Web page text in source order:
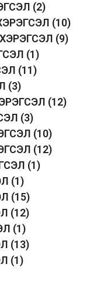
(2)
(10)
(9)
(1)
(11)
(3)
(12)
(3)
(10)
(12)
(1)
(1)
(15)
(12)
(1)
(13)
(1)